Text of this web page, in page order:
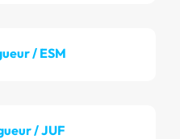
/ ESM
/ JUF